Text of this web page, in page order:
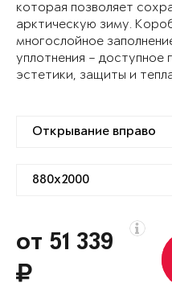
которая позволяет
арктическую зиму.
многослойное
уплотнения – доступное
эстетики, защиты и
от 51 339